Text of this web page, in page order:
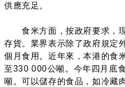
供應充足。
食米方面，按政府要求，現
存貨。業界表示除了政府規定
個月食用。近年來，本港的食
至330 000公噸。今年四月底
噸。可以儲存的食品，如冷藏